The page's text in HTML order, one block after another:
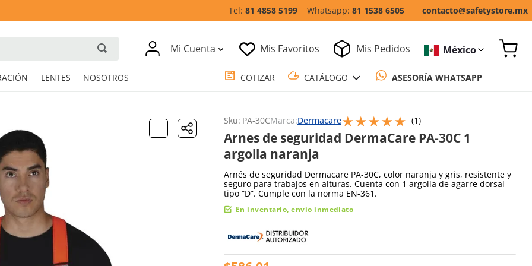
81 4858 5199 81 1538 6505 contacto@safetystore.mx
Mi Cuenta Mis Favoritos Mis Pedidos México
Sku: PA-30CMarca:Dermacare★★★★★ (1)
Escribe un comentario
Arnes de seguridad DermaCare PA-30C 1
argolla naranja
Arnés de seguridad Dermacare PA-30C, color naranja y gris, resistente y
seguro para trabajos en alturas. Cuenta con 1 argolla de agarre dorsal
tipo “D”. Cumple con la norma EN-361.
En inventario, envío inmediato